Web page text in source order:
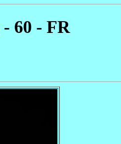
- 60 - FR